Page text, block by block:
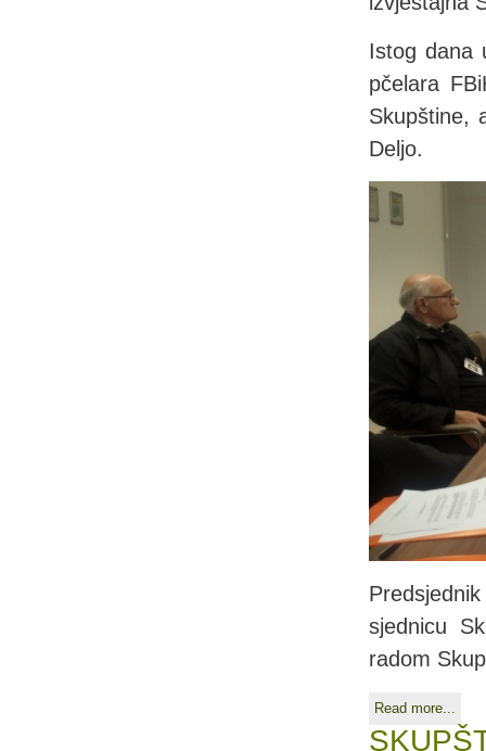
Istog dana
pčelara
Skupštine,
Deljo.
sjednicu
radom
Read more...